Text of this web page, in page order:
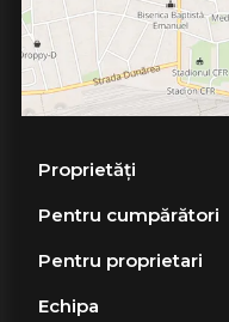
Proprietăți
Pentru cumpărători
Pentru proprietari
Echipa